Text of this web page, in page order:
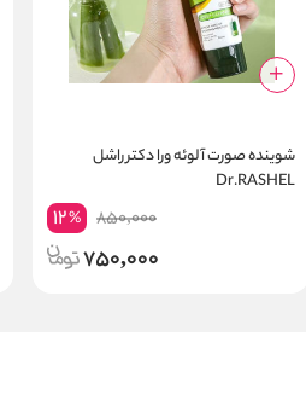
شوینده صورت آلوئه ورا دکتر راشل
Dr.RASHEL
850,000
12%
750,000